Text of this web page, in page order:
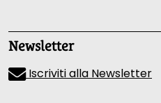
Newsletter
Iscriviti alla Newsletter